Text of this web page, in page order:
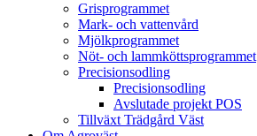
Grisprogrammet
Mark- och vattenvård
Mjölkprogrammet
Nöt- och lammköttsprogrammet
Precisionsodling
Precisionsodling
Avslutade projekt POS
Tillväxt Trädgård Väst